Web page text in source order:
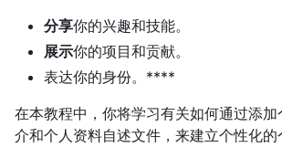
分享你的兴趣和技能。
展示你的项目和贡献。
表达你的身份。****
在本教程中，你将学习有关如何通过添
介和个人资料自述文件，来建立个性化的